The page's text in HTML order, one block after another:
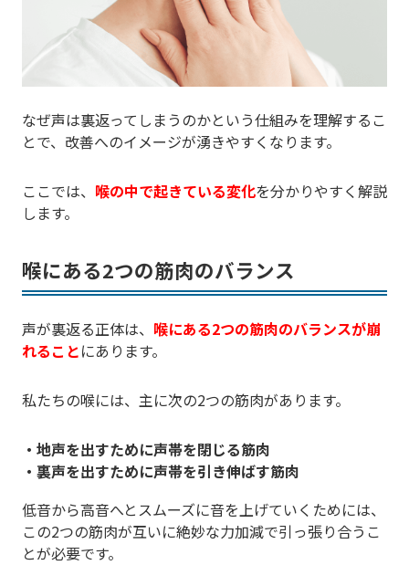
なぜ声は裏返ってしまうのかという仕組みを理解するこ
とで、改善へのイメージが湧きやすくなります。
ここでは、 喉の中で起きている変化を分かりやすく解説
します。
喉にある2つの筋肉のバランス
声が裏返る正体は、 喉にある2つの筋肉のバランスが崩
れることにあります。
私たちの喉には、主に次の2つの筋肉があります。
・地声を出すために声帯を閉じる筋肉
・裏声を出すために声帯を引き伸ばす筋肉
低音から高音へとスムーズに音を上げていくためには、
この2つの筋肉が互いに絶妙な力加減で引っ張り合うこ
とが必要です。